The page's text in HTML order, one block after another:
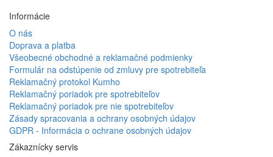
Informácie
O nás
Doprava a platba
Všeobecné obchodné a reklamačné podmienky
Formulár na odstúpenie od zmluvy pre spotrebiteľa
Reklamačný protokol Kumho
Reklamačný poriadok pre spotrebiteľov
Reklamačný poriadok pre nie spotrebiteľov
Zásady spracovania a ochrany osobných údajov
GDPR - Informácia o ochrane osobných údajov
Zákaznícky servis